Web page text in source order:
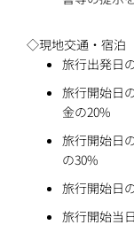
◇現地交通・宿泊
旅行出発日
旅行開始日
金の20%
旅行開始日
の30%
旅行開始日
旅行開始当